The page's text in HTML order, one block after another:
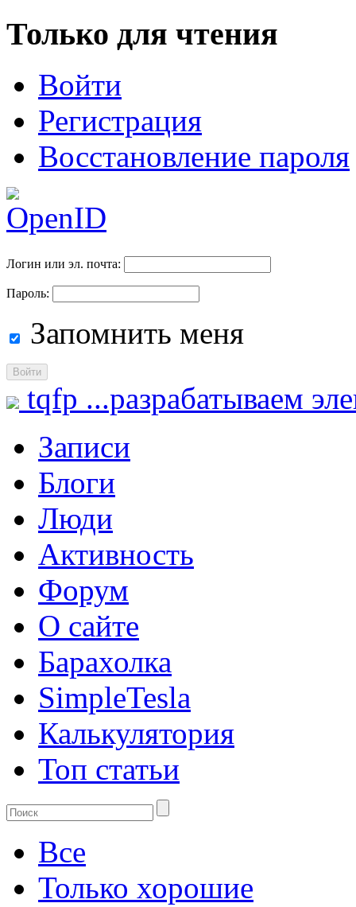
Только для чтения
Войти
Регистрация
Восстановление пароля
Логин или эл. почта:
Пароль:
Запомнить меня
Войти
tqfp ...разрабатываем
Записи
Блоги
Люди
Активность
Форум
О сайте
Барахолка
SimpleTesla
Калькулятория
Топ статьи
Все
Только хорошие